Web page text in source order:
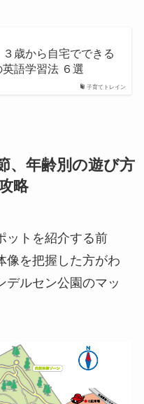
子育てトレイン
３歳から自宅でできる
語学習法 ６選
、年齢別の遊び方
略
ットを紹介する前
像を把握した方がわ
デルセン公園のマッ